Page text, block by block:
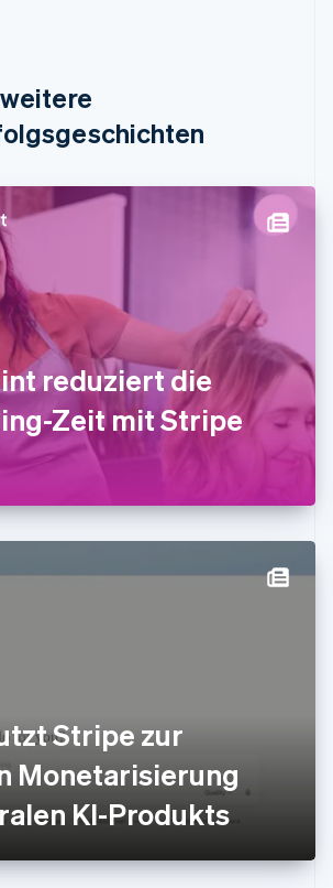
reduziert die
Zeit mit Stripe
Stripe zur
Monetarisierung
KI-Produkts
English